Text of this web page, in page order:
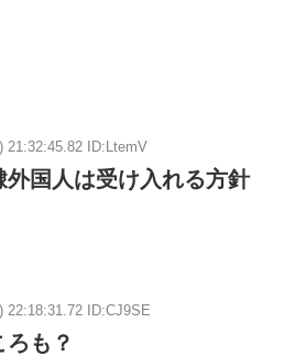
21:32:45.82 ID:LtemV
外国人は受け入れる方針
22:18:31.72 ID:CJ9SE
も？